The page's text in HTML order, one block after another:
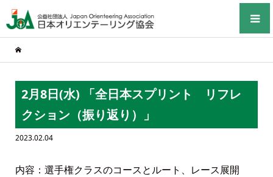
2月8日(水) 「全日本スプリント リフレ
クション（振り返り）」
2023.02.04
内容：選手権クラスのコースとルート、レース展開